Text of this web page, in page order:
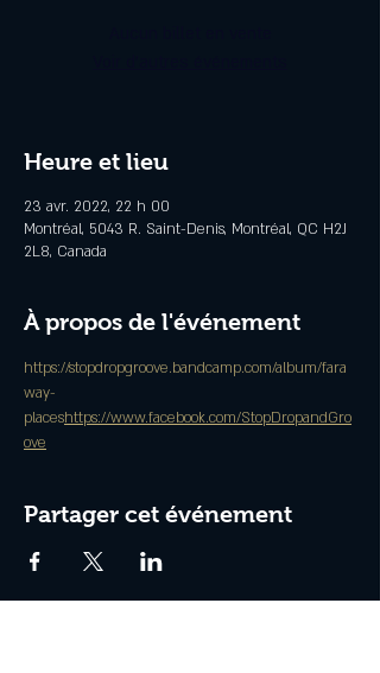
Heure et lieu
23 avr. 2022, 22 h 00
Montréal, 5043 R. Saint-Denis, Montréal, QC H2J
2L8, Canada
À propos de l'événement
https://stopdropgroove.bandcamp.com/album/fara
way-
placeshttps://www.facebook.com/StopDropandGro
ove
Partager cet événement